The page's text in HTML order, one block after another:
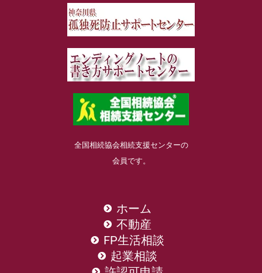
全国相続協会相続支援センターの
会員です。
ホーム
不動産
FP生活相談
起業相談